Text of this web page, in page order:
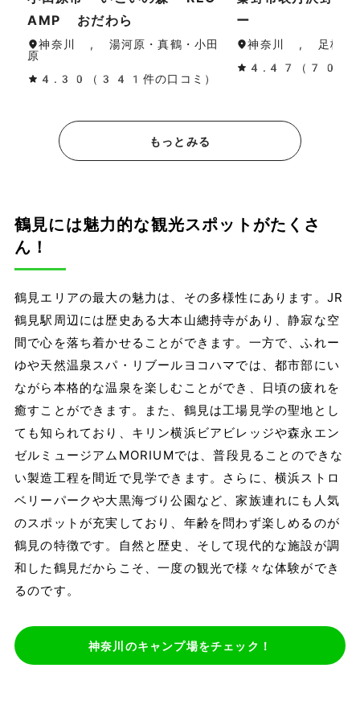
AMP おだわら
神奈川 , 湯河原・真鶴・小田
原
4.30（341件の口コミ）
ー
神奈川 , 足柄（
4.47（70件の
もっとみる
鶴見には魅力的な観光スポットがたくさ
ん！
鶴見エリアの最大の魅力は、その多様性にあります。JR
鶴見駅周辺には歴史ある大本山總持寺があり、静寂な空
間で心を落ち着かせることができます。一方で、ふれー
ゆや天然温泉スパ・リブールヨコハマでは、都市部にい
ながら本格的な温泉を楽しむことができ、日頃の疲れを
癒すことができます。また、鶴見は工場見学の聖地とし
ても知られており、キリン横浜ビアビレッジや森永エン
ゼルミュージアムMORIUMでは、普段見ることのできな
い製造工程を間近で見学できます。さらに、横浜ストロ
ベリーパークや大黒海づり公園など、家族連れにも人気
のスポットが充実しており、年齢を問わず楽しめるのが
鶴見の特徴です。自然と歴史、そして現代的な施設が調
和した鶴見だからこそ、一度の観光で様々な体験ができ
るのです。
神奈川のキャンプ場をチェック！